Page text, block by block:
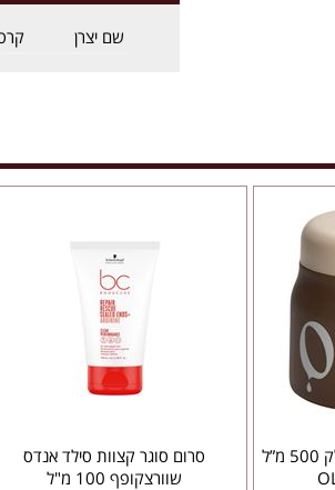
שם יצרן
מסכה משקמת לשיער מוחלק 500 מ”ל
סרום סוגר קצוות סילד אנדס
שוורצקופף 100 מ"ל